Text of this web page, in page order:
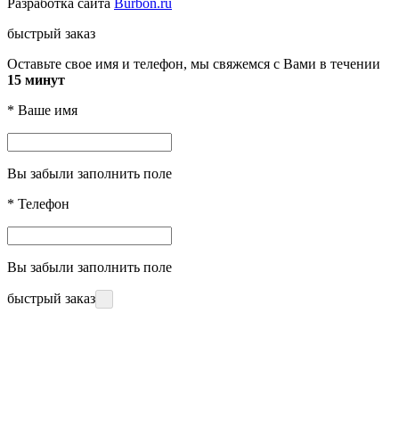
быстрый заказ
Оставьте свое имя и телефон, мы свяжемся с Вами в течении
15 минут
* Ваше имя
Вы забыли заполнить поле
* Телефон
Вы забыли заполнить поле
быстрый заказ